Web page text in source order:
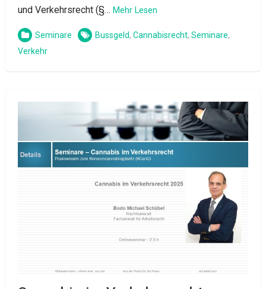
und Verkehrsrecht (§… Mehr Lesen
Seminare Bussgeld, Cannabisrecht, Seminare,
Verkehr